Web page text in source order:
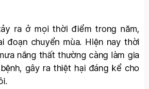
ra ở mọi thời điểm trong năm,
đoạn chuyển mùa. Hiện nay thời
nắng thất thường càng làm gia
gây ra thiệt hại đáng kể cho